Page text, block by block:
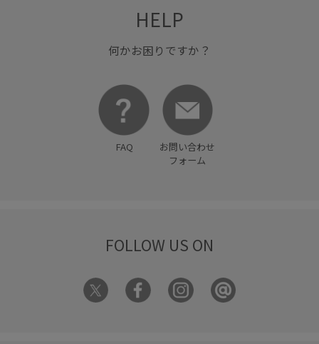
HELP
何かお困りですか？
FAQ
お問い合わせ
フォーム
FOLLOW US ON